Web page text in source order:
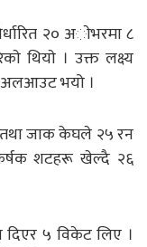
२० अाेभरमा ८
थियाे । उक्त लक्ष्य
अलआउट भयो ।
तथा जाक के‌घले २५ रन
शटहरू खेल्दै २६
५ विकेट लिए ।